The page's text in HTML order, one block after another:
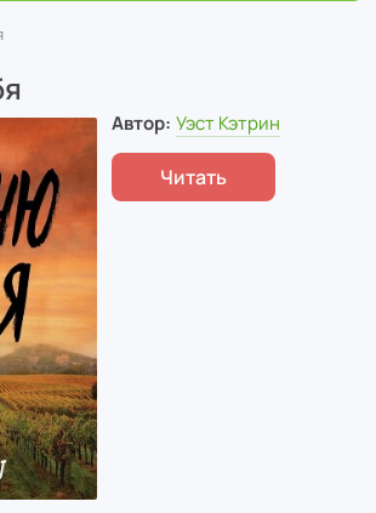
Автор: Уэст Кэтрин
Читать